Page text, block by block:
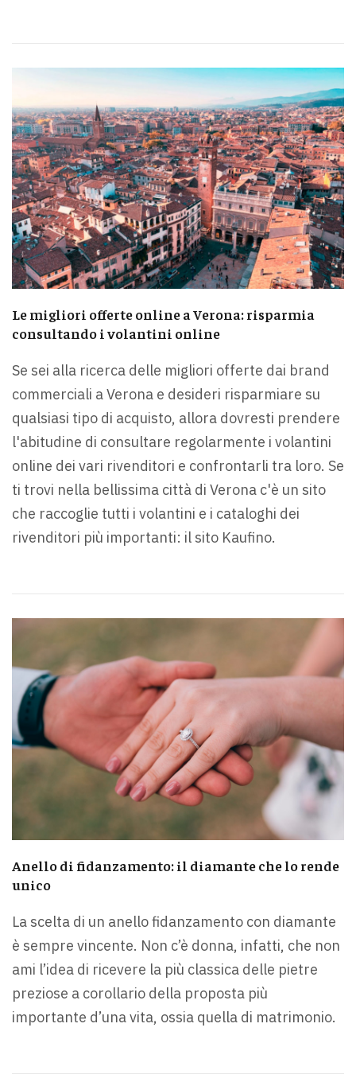
Le migliori offerte online a Verona: risparmia
consultando i volantini online
Se sei alla ricerca delle migliori offerte dai brand
commerciali a Verona e desideri risparmiare su
qualsiasi tipo di acquisto, allora dovresti prendere
l'abitudine di consultare regolarmente i volantini
online dei vari rivenditori e confrontarli tra loro. Se
ti trovi nella bellissima città di Verona c'è un sito
che raccoglie tutti i volantini e i cataloghi dei
rivenditori più importanti: il sito Kaufino.
Anello di fidanzamento: il diamante che lo rende
unico
La scelta di un anello fidanzamento con diamante
è sempre vincente. Non c’è donna, infatti, che non
ami l’idea di ricevere la più classica delle pietre
preziose a corollario della proposta più
importante d’una vita, ossia quella di matrimonio.